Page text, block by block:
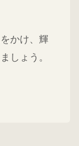
かけ、輝
しょう。